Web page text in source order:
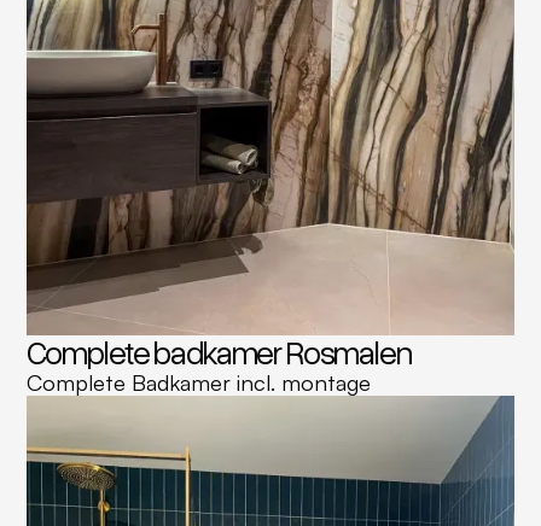
Complete badkamer Rosmalen
Complete Badkamer incl. montage